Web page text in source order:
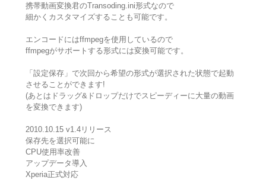
携帯動画変換君のTransoding.ini形式なので
細かくカスタマイズすることも可能です。
エンコードにはffmpegを使用しているので
ffmpegがサポートする形式には変換可能です。
「設定保存」で次回から希望の形式が選択された状態で起動
させることができます!
(あとはドラッグ&ドロップだけでスピーディーに大量の動画
を変換できます)
2010.10.15 v1.4リリース
保存先を選択可能に
CPU使用率改善
アップデータ導入
Xperia正式対応